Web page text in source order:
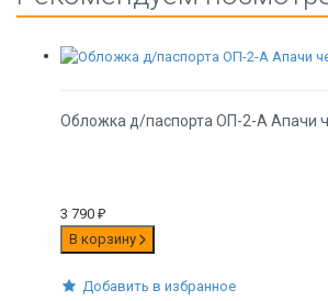
Обложка д/паспорта ОП-2-А Апачи
3 790 ₽
В корзину
Добавить в избранное